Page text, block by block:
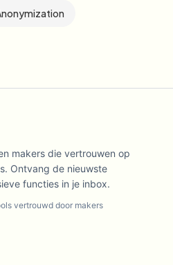
makers die vertrouwen op
Ontvang de nieuwste
functies in je inbox.
vertrouwd door makers